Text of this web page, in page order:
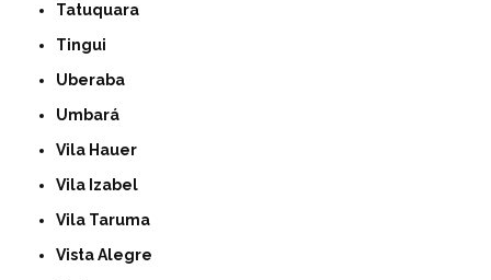
Tatuquara
Tingui
Uberaba
Umbará
Vila Hauer
Vila Izabel
Vila Taruma
Vista Alegre